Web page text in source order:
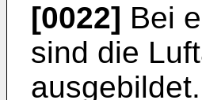
[0022] Bei
sind die